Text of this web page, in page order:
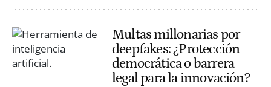
Multas millonarias por
deepfakes: ¿Protección
democrática o barrera
legal para la innovación?